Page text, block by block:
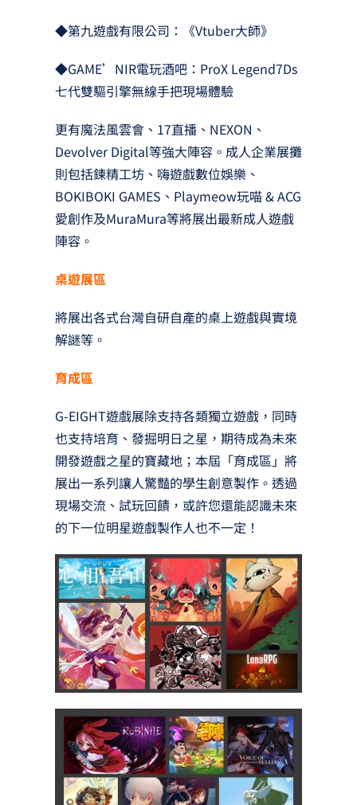
◆第九遊戲有限公司：《Vtuber大師》
◆GAME’NIR電玩酒吧：ProX Legend7Ds
七代雙驅引擎無線手把現場體驗
更有魔法風雲會、17直播、NEXON、
Devolver Digital等強大陣容。成人企業展攤
則包括鍊精工坊、嗨遊戲數位娛樂、
BOKIBOKI GAMES、Playmeow玩喵 & ACG
愛創作及MuraMura等將展出最新成人遊戲
陣容。
桌遊展區
將展出各式台灣自研自產的桌上遊戲與實境
解謎等。
育成區
G-EIGHT遊戲展除支持各類獨立遊戲，同時
也支持培育、發掘明日之星，期待成為未來
開發遊戲之星的寶藏地；本屆「育成區」將
展出一系列讓人驚豔的學生創意製作。透過
現場交流、試玩回饋，或許您還能認識未來
的下一位明星遊戲製作人也不一定！